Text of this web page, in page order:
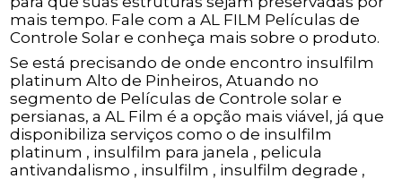
mais tempo. Fale com a AL FILM Películas de
Controle Solar e conheça mais sobre o produto.
Se está precisando de onde encontro insulfilm
platinum Alto de Pinheiros, Atuando no
segmento de Películas de Controle solar e
persianas, a AL Film é a opção mais viável, já que
disponibiliza serviços como o de insulfilm
platinum , insulfilm para janela , pelicula
antivandalismo , insulfilm , insulfilm degrade ,